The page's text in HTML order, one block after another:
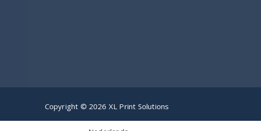
Copyright © 2026 XL Print Solutions